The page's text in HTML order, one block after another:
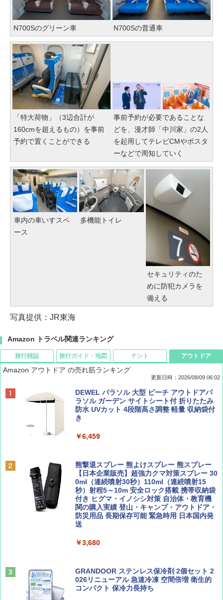
N700Sのグリーン車 N700Sの普通車
「特大荷物」（3辺合計が
160cmを超えるもの）を事前
予約で置くことができる
事前予約が必要であることな
どを、漫才師「中川家」の2人
を起用してテレビCMやポスタ
ーなどで周知していく
車内の車いすスペ
ース
多機能トイレ
セキュリティのた
めに防犯カメラを
備える
写真提供：JR東海
Amazon トラベル関連ランキング
旅行雑誌
BE-PAL(ビ-パル) 2026年 9 月号【特別付録:
SOTO ミニマル"旅"財布 ランダム2種】
￥1,500
誌] (ＤＩＳＮＥＹ ＦＡＮ)
￥713
山と溪谷 2026年8月号「南アルプス大全」
Coyote No.89 特集 星野道夫 夢見る旅
旅行ガイド・地図
地球の歩き方 スター・ウォーズ
￥2,695
球の歩き方A ヨーロッパ
￥2,479
D40 地球の歩き方 チェンマイ タイ北部の魅
力的な町 2026～2027 地球の歩き方D アジア
￥2,079
A26 地球の歩き方 チェコ ポーランド スロヴ
ァキア 2026～2027 地球の歩き方A ヨーロッ
テント
[キャンパーズコレクション 山善] ポップアッ
プテント 傘みたいに広げて畳める パッとサ
ッとサンシェード キューブ フルクローズ メ
ッシュ 簡単設置 ワンタッチテント キャンプ
PYKES PEAK (パイクスピーク) 着替えテン
ト プライバシー テント 【中が透けない】 1
人用 折りたたみ 防災グッズ 災害用トイレ ビ
ーチ ピクニック ポップアップテント 携帯 簡
易 トイレテント (グレー)
￥4,980
500002(88859)
￥5,999
アウトドア
Amazon アウトドア の売れ筋ランキング
更新日時：2026/08/09 06:02
DEWEL パラソル 大型 ビーチ アウトドアパ
ラソル ガーデン サイトシート付 折りたたみ
防水 UVカット 4段階高さ調整 軽量 収納袋付
き
￥6,459
熊撃退スプレー 熊よけスプレー 熊スプレー
【日本企業販売】超強力クマ対策スプレー 30
0ml（連続噴射30秒）110ml（連続噴射15
秒）射程5～10m 安全ロック搭載 携帯収納袋
付き ヒグマ・イノシシ対策 自治体・教育機
関の購入実績 登山・キャンプ・アウトドア・
防災用品 長期保存可能 緊急時用 日本国内発
送
￥3,680
GRANDOOR ステンレス保冷剤 2個セット 2
026リニューアル 急速冷凍 空間倍増 衛生的
コンパクト 保冷力長持ち